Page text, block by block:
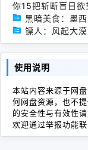
你15把斩断盲目欲
黑暗美食：墨
镖人：风起大
使用说明
本站内容来源于网
何网盘资源，也不
的安全性与有效性
欢迎通过举报功能